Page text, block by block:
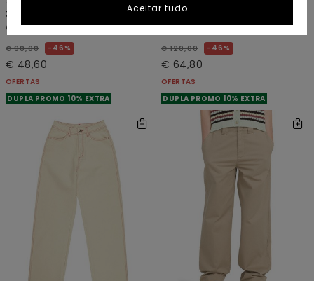
365 Canvas W
Calças Vermelho mulher
€ 90,00 46%
€ 48,60
OFERTAS
DUPLA PROMO 10% EXTRA
70 Dungaree W
Jardineiras Cinzento mulher
€ 120,00 46%
€ 64,80
OFERTAS
DUPLA PROMO 10% EXTRA
Aceitar tudo